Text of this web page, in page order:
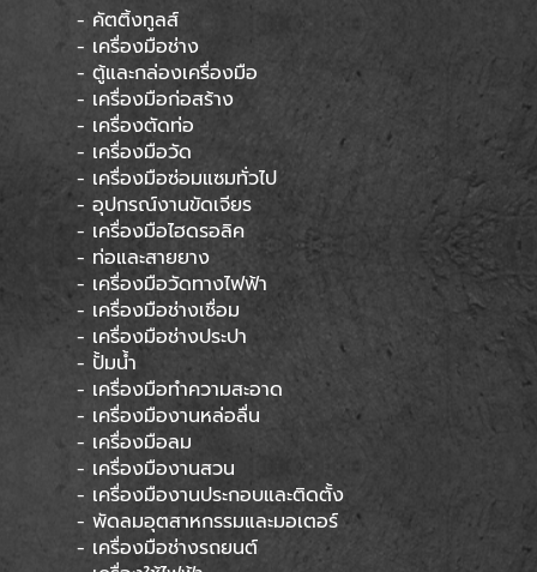
- คัตติ้งทูลส์
- เครื่องมือช่าง
- ตู้และกล่องเครื่องมือ
- เครื่องมือก่อสร้าง
- เครื่องตัดท่อ
- เครื่องมือวัด
- เครื่องมือซ่อมแซมทั่วไป
- อุปกรณ์งานขัดเจียร
- เครื่องมือไฮดรอลิค
- ท่อและสายยาง
- เครื่องมือวัดทางไฟฟ้า
- เครื่องมือช่างเชื่อม
- เครื่องมือช่างประปา
- ปั้มน้ำ
- เครื่องมือทำความสะอาด
- เครื่องมืองานหล่อลื่น
- เครื่องมือลม
- เครื่องมืองานสวน
- เครื่องมืองานประกอบและติดตั้ง
- พัดลมอุตสาหกรรมและมอเตอร์
- เครื่องมือช่างรถยนต์